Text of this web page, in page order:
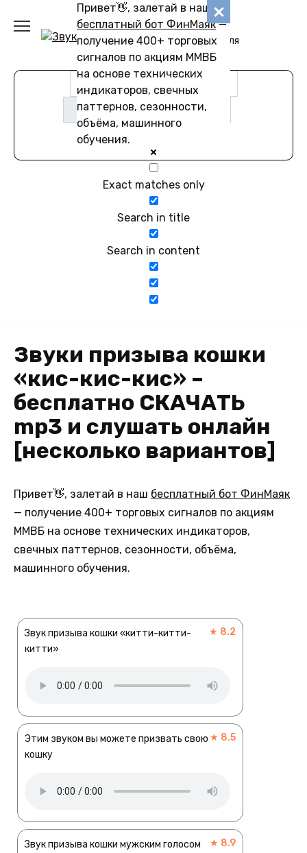
Привет👋, залетай в наш
бесплатный бот ФинМаяк—
получение 400+ торговых
сигналов по акциям ММВБ
на основе технических
индикаторов, свечных
паттернов, сезонности,
объёма, машинного
обучения.
содержанию
Звуковику
Коллекции звуков для
скачивания
Exact matches only
Search in title
Search in content
Звуки призыва кошки
«кис-кис-кис» –
бесплатно СКАЧАТЬ
mp3 и слушать онлайн
[несколько вариантов]
Привет👋, залетай в наш бесплатный бот ФинМаяк
— получение 400+ торговых сигналов по акциям
ММВБ на основе технических индикаторов,
свечных паттернов, сезонности, объёма,
машинного обучения.
Звук призыва кошки «китти-китти-
китти»
★ 8.2
Этим звуком вы можете призвать свою
кошку
★ 8.5
Звук призыва кошки мужским голосом
★ 8.9